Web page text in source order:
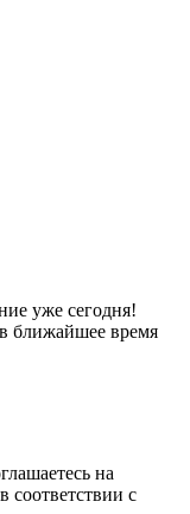
уже сегодня!
ближайшее время
на
соответствии с